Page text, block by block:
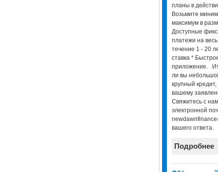
планы в
Возьмите
максимум в
Доступные
платежи на
течение 1 - 20
ставка *
приложение.
ли вы
крупный
вашему
Свяжитесь с
электронной
вашего ответа.
Подробнее